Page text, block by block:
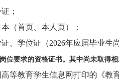
；
首页、本人页）；
学位证（2026年应届毕业生
位要求的资格证书。其中尚未取得
教育学生信息网打印的《教育